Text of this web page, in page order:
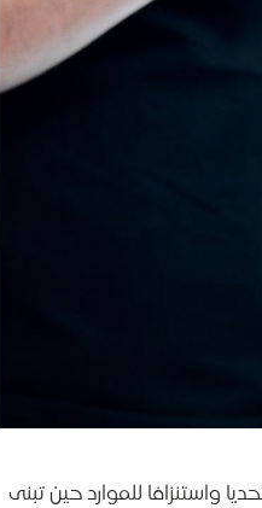
واستنزافا للموارد حين تبنى